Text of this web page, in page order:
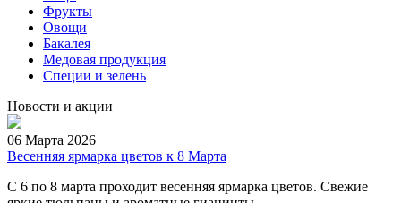
Фрукты
Овощи
Бакалея
Медовая продукция
Специи и зелень
Новости и акции
06 Марта 2026
Весенняя ярмарка цветов к 8 Марта
С 6 по 8 марта проходит весенняя ярмарка цветов. Свежие